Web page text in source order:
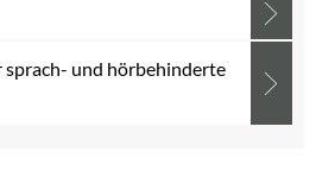
und hörbehinderte